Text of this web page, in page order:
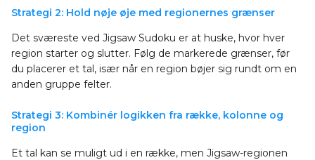
Strategi 2: Hold nøje øje med regionernes grænser
Det sværeste ved Jigsaw Sudoku er at huske, hvor hver
region starter og slutter. Følg de markerede grænser, før
du placerer et tal, især når en region bøjer sig rundt om en
anden gruppe felter.
Strategi 3: Kombinér logikken fra række, kolonne og
region
Et tal kan se muligt ud i en række, men Jigsaw-regionen